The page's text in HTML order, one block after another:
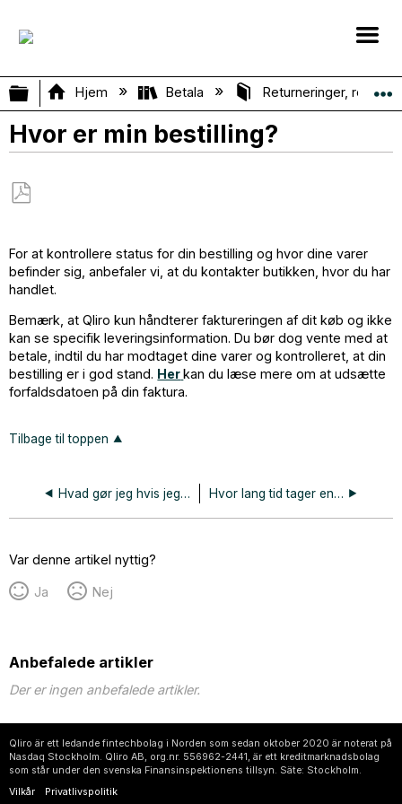
Vis/skjul global hierarki
Hjem Betala Returneringer,
Hvor er min bestilling?
PDF
For at kontrollere status for din bestilling og hvor dine varer
befinder sig, anbefaler vi, at du kontakter butikken, hvor du har
handlet.
Bemærk, at Qliro kun håndterer faktureringen af dit køb og ikke
kan se specifik leveringsinformation. Du bør dog vente med at
betale, indtil du har modtaget dine varer og kontrolleret, at din
bestilling er i god stand. Herkan du læse mere om at udsætte
forfaldsdatoen på din faktura.
Tilbage til toppen
Hvad gør jeg hvis jeg ikke er tilfreds med mit køb eller hvis noget er gået i stykker? Hvor lang tid tager en retur?
Var denne artikel nyttig?
Ja Nej
Anbefalede artikler
Der er ingen anbefalede artikler.
Qliro är ett ledande fintechbolag i Norden som sedan oktober 2020 är noterat på
Nasdaq Stockholm. Qliro AB, org.nr. 556962-2441, är ett kreditmarknadsbolag
som står under den svenska Finansinspektionens tillsyn. Säte: Stockholm.
Vilkår
Privatlivspolitik